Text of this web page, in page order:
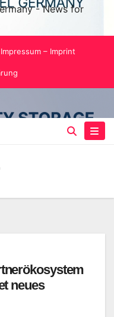
- News for
Impressum – Imprint
neues